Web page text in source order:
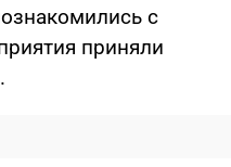
с
приняли